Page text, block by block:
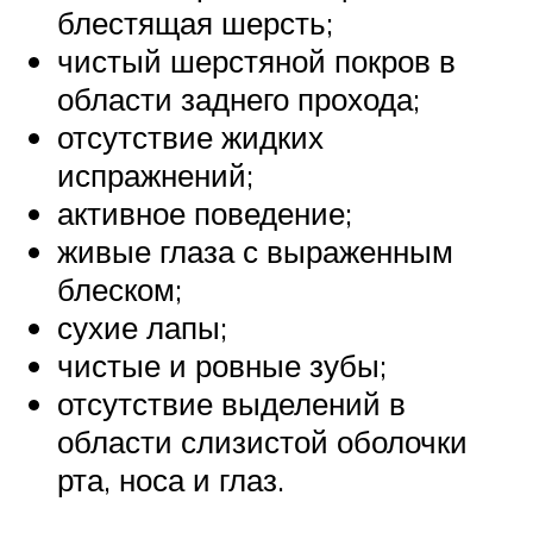
блестящая шерсть;
чистый шерстяной покров в
области заднего прохода;
отсутствие жидких
испражнений;
активное поведение;
живые глаза с выраженным
блеском;
сухие лапы;
чистые и ровные зубы;
отсутствие выделений в
области слизистой оболочки
рта, носа и глаз.